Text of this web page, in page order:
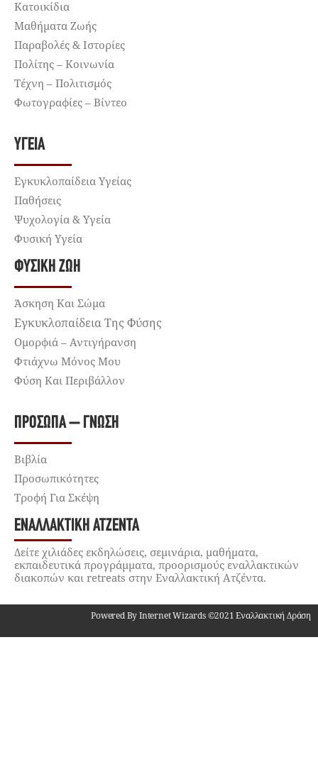
Κατοικίδια
Μαθήματα Ζωής
Παραβολές & Ιστορίες
Πολίτης – Κοινωνία
Τέχνη – Πολιτισμός
Φωτογραφίες – Βίντεο
ΥΓΕΊΑ
Εγκυκλοπαίδεια Υγείας
Παθήσεις
Ψυχολογία & Υγεία
Φυσική Υγεία
ΦΥΣΙΚΉ ΖΩΉ
Άσκηση Και Σώμα
Εγκυκλοπαίδεια Της Φύσης
Ομορφιά – Αντιγήρανση
Φτιάχνω Μόνος Μου
Φύση Και Περιβάλλον
ΠΡΌΣΩΠΑ – ΓΝΏΣΗ
Βιβλία
Προσωπικότητες
Τροφή Για Σκέψη
ΕΝΑΛΛΑΚΤΙΚΉ ΑΤΖΈΝΤΑ
Δείτε χιλιάδες εκδηλώσεις, σεμινάρια, μαθήματα,
εκπαιδευτικά προγράμματα, προορισμούς εναλλακτικών
διακοπών και retreats στην Εναλλακτική Ατζέντα.
Powered By Internet Wizards ©2021 Εναλλακτική Δράση